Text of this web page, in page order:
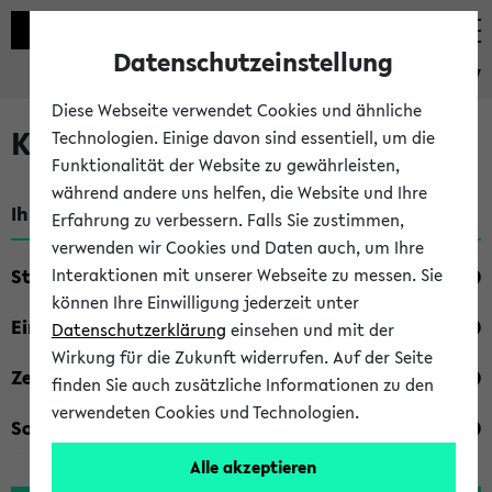
eKVV
Kombisuche im eKVV
Ihre Suchkriterien:
Studienfach
Einrichtung
Zeiten
Sonstiges
Datenschutzeinstellung
Diese Webseite verwendet Cookies und ähnliche
Technologien. Einige davon sind essentiell, um die
Funktionalität der Website zu gewährleisten,
während andere uns helfen, die Website und Ihre
Erfahrung zu verbessern. Falls Sie zustimmen,
verwenden wir Cookies und Daten auch, um Ihre
Interaktionen mit unserer Webseite zu messen. Sie
können Ihre Einwilligung jederzeit unter
Datenschutzerklärung einsehen und mit der
Wirkung für die Zukunft widerrufen. Auf der Seite
finden Sie auch zusätzliche Informationen zu den
verwendeten Cookies und Technologien.
Alle akzeptieren